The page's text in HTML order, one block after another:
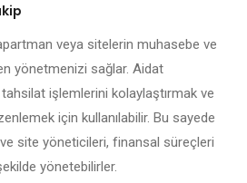
veya sitelerin muhasebe ve
yönetmenizi sağlar. Aidat
işlemlerini kolaylaştırmak ve
için kullanılabilir. Bu sayede
site yöneticileri, finansal süreçleri
yönetebilirler.